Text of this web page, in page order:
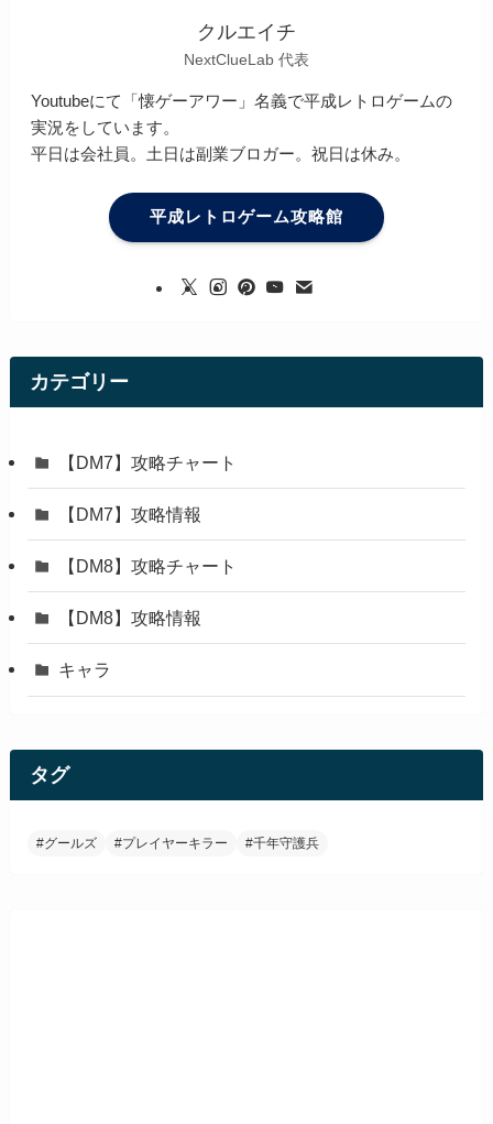
クルエイチ
NextClueLab 代表
Youtubeにて「懐ゲーアワー」名義で平成レトロゲームの
実況をしています。
平日は会社員。土日は副業ブロガー。祝日は休み。
平成レトロゲーム攻略館
カテゴリー
【DM7】攻略チャート
【DM7】攻略情報
【DM8】攻略チャート
【DM8】攻略情報
キャラ
タグ
#グールズ #プレイヤーキラー #千年守護兵